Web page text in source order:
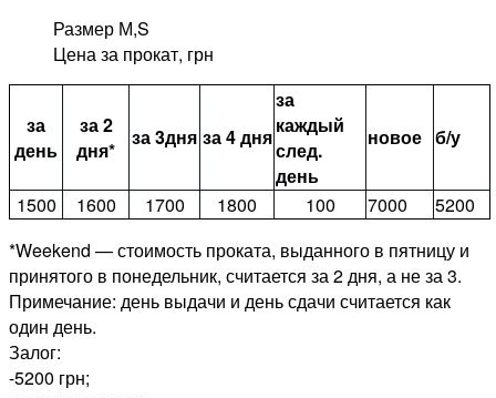
Размер М,S
Цена за прокат, грн
за
день
за 2
дня*
за 3дня за 4 дня
за
каждый
след.
день
новое б/у
1500 1600 1700 1800 100 7000
5200
*Weekend — стоимость проката, выданного в пятницу и
принятого в понедельник, считается за 2 дня, а не за 3.
Примечание: день выдачи и день сдачи считается как
один день.
Залог:
-5200 грн;